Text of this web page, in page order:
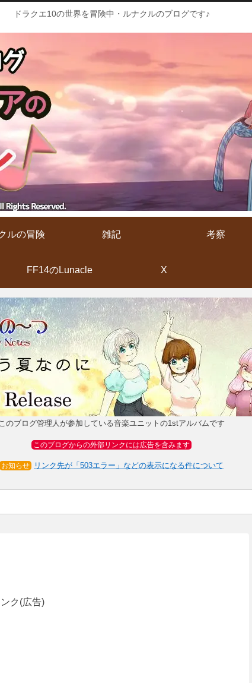
ドラクエ10の世界を冒険中・ルナクルのブログです♪
ルの冒険 雑記 考察
FF14のLunacle X
このブログ管理人が参加している音楽ユニットの1stアルバムです
このブログからの外部リンクには広告を含みます
お知らせ リンク先が「503エラー」などの表示になる件について
ク(広告)